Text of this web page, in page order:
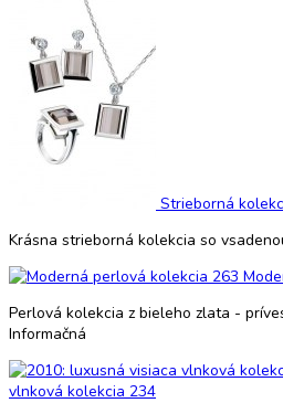
Strieborná
Krásna strieborná kolekcia so
Perlová kolekcia z bieleho zlata -
Informačná
vlnková kolekcia 234